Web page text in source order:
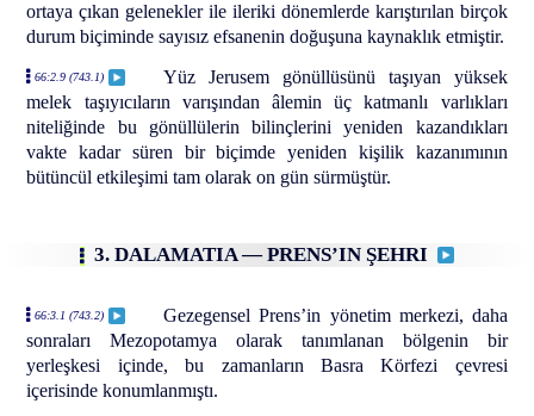
ortaya çıkan gelenekler ile ileriki dönemlerde karıştırılan birçok
durum biçiminde sayısız efsanenin doğuşuna kaynaklık etmiştir.
66:2.9 (743.1)
Yüz Jerusem gönüllüsünü taşıyan yüksek
melek taşıyıcıların varışından âlemin üç katmanlı varlıkları
niteliğinde bu gönüllülerin bilinçlerini yeniden kazandıkları
vakte kadar süren bir biçimde yeniden kişilik kazanımının
bütüncül etkileşimi tam olarak on gün sürmüştür.
3. DALAMATIA — PRENS’IN ŞEHRI
66:3.1 (743.2)
Gezegensel Prens’in yönetim merkezi, daha
sonraları Mezopotamya olarak tanımlanan bölgenin bir
yerleşkesi içinde, bu zamanların Basra Körfezi çevresi
içerisinde konumlanmıştı.